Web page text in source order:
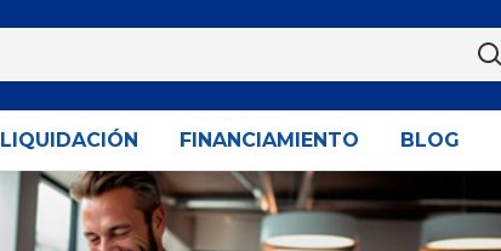
LIQUIDACIÓN FINANCIAMIENTO BLOG